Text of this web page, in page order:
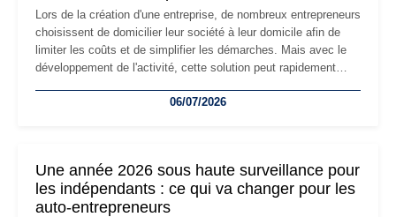
Lors de la création d'une entreprise, de nombreux entrepreneurs
choisissent de domicilier leur société à leur domicile afin de
limiter les coûts et de simplifier les démarches. Mais avec le
développement de l'activité, cette solution peut rapidement
professionnels, recrutement, image de marque… Le
06/07/2026
Une année 2026 sous haute surveillance pour
les indépendants : ce qui va changer pour les
auto-entrepreneurs